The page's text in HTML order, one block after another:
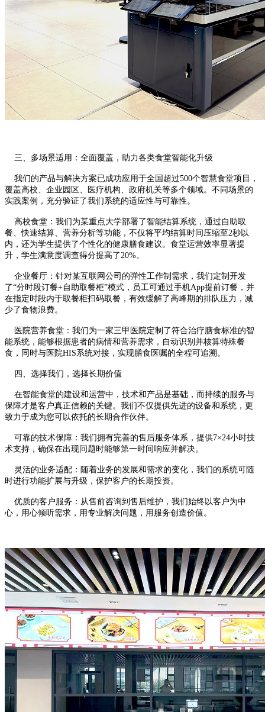
三、多场景适用：全面覆盖，助力各类食堂智能化升级
我们的产品与解决方案已成功应用于全国超过500个智慧食堂项目，
覆盖高校、企业园区、医疗机构、政府机关等多个领域。不同场景的
实践案例，充分验证了我们系统的适应性与可靠性。
高校食堂：我们为某重点大学部署了智能结算系统，通过自助取
餐、快速结算、营养分析等功能，不仅将平均结算时间压缩至2秒以
内，还为学生提供了个性化的健康膳食建议。食堂运营效率显著提
升，学生满意度调查得分提高了20%。
企业餐厅：针对某互联网公司的弹性工作制需求，我们定制开发
了“分时段订餐+自助取餐柜”模式，员工可通过手机App提前订餐，并
在指定时段内于取餐柜扫码取餐，有效缓解了高峰期的排队压力，减
少了食物浪费。
医院营养食堂：我们为一家三甲医院定制了符合治疗膳食标准的智
能系统，能够根据患者的病情和营养需求，自动识别并核算特殊餐
食，同时与医院HIS系统对接，实现膳食医嘱的全程可追溯。
四、选择我们，选择长期价值
在智能食堂的建设和运营中，技术和产品是基础，而持续的服务与
保障才是客户真正信赖的关键。我们不仅提供先进的设备和系统，更
致力于成为您可以依托的长期合作伙伴。
可靠的技术保障：我们拥有完善的售后服务体系，提供7×24小时技
术支持，确保在出现问题时能够第一时间响应并解决。
灵活的业务适配：随着业务的发展和需求的变化，我们的系统可随
时进行功能扩展与升级，保护客户的长期投资。
优质的客户服务：从售前咨询到售后维护，我们始终以客户为中
心，用心倾听需求，用专业解决问题，用服务创造价值。